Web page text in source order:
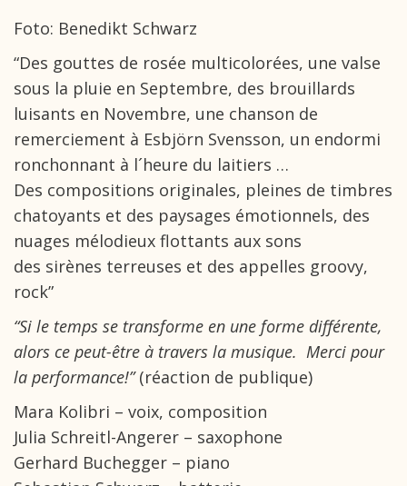
Foto: Benedikt Schwarz
“Des gouttes de rosée multicolorées, une valse
sous la pluie en Septembre, des brouillards
luisants en Novembre, une chanson de
remerciement à Esbjörn Svensson, un endormi
ronchonnant à l´heure du laitiers …
Des compositions originales, pleines de timbres
chatoyants et des paysages émotionnels, des
nuages mélodieux flottants aux sons
des sirènes terreuses et des appelles groovy,
rock”
“Si le temps se transforme en une forme différente,
alors ce peut-être à travers la musique. Merci pour
la performance!”(réaction de publique)
Mara Kolibri – voix, composition
Julia Schreitl-Angerer – saxophone
Gerhard Buchegger – piano